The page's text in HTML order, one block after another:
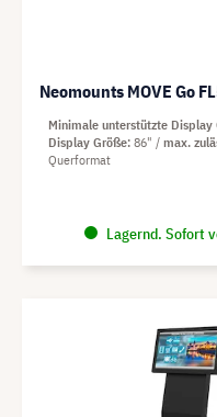
Neomounts MOVE Go
Lagernd. Sofort
Minimale unterstützte Display
Display Größe 86" max.
Querformat